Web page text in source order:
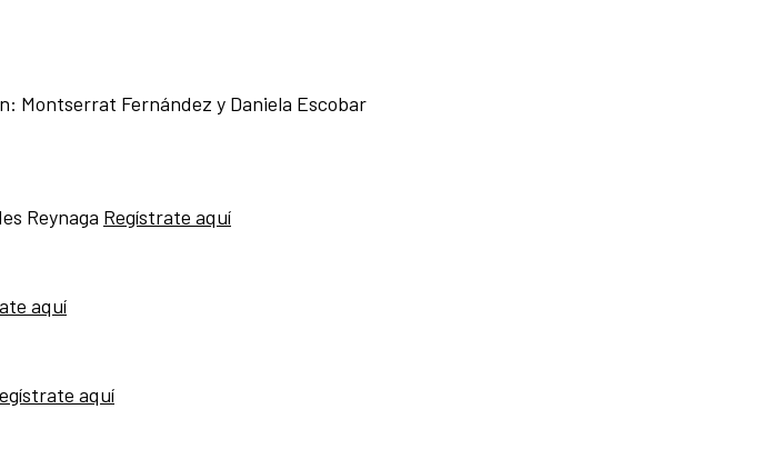
Montserrat Fernández y Daniela Escobar
Reynaga Regístrate aquí
aquí
aquí